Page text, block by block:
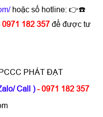
hoặc số hotline: 👉☎️
182 357 để được tư
PHÁT ĐẠT
Call )- 0971 182 357